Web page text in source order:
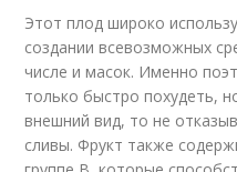
Этот плод широко
создании всевозможных
числе и масок. Именно
только быстро похудеть,
внешний вид, то не
сливы. Фрукт также